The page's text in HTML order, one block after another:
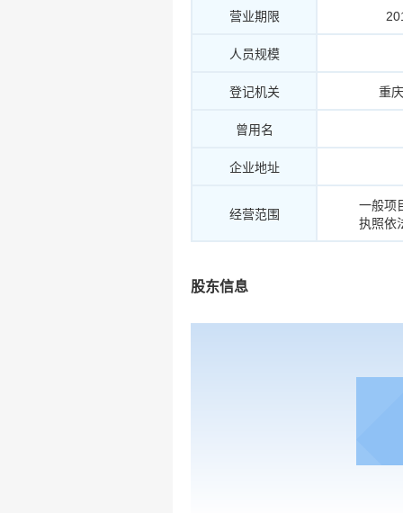
营业期限
人员规模
登记机关 重
曾用名
企业地址
经营范围
一般项
执照依
股东信息